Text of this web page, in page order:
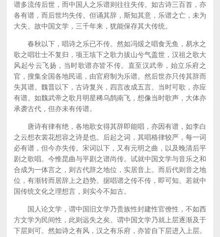
谱多流传后世，而中国人之乐谱则往往失传。如古诗三百首，亦
各有谱，而后世均失传。但诵其辞，斯知其意，乐谱之亡，未为
大失。故中国文学，三千年来，犹能保存其大传统。
春秋以下，唱诗之乐已不传。然如冯煖之唱食无鱼，易水之
歌之唱壮士不复归，项王垓下之歌力拔山兮气盖世，汉祖之歌大
风起兮云飞扬，当时歌谱亦皆不传。直至汉武帝，始立乐府之
官，搜集全国各地民谣，由官府制为乐谱。然后世亦只传其辞而
失其谱。魏晋以下，古诗复兴，四言改成五言。当时可歌，亦应
有谱。如魏武帝之歌月明星稀乌鹊南飞，想像当时歌声，大体亦
承袭古代，但亦未有传谱。
唐诗有律有绝，各地歌女得其辞即能唱，亦因有谱，如李白
之云想衣裳花想容之诗是也。后起之词，其唱格律较严，每一词
必有谱，但今亦失传。宋词以下，又有元明之曲，以及晚清后平
剧之歌唱。今惟昆曲与平剧之谱尚传。试就中国文学与音乐之和
合成为一体言之，则古代辞之地位，实居音上。而后代则音之地
位，有渐转而居辞上之趋势。据唱谱之传不传，即可知。若就中
国传统文化之理想言，则实今不如古。
国人论文学，谓中国旧文学乃贵族性封建性官僚性，不如西
方文学为民间性，此则远失之矣。谓中国文学乃就上层逐渐及于
下层则可。然如诗之有风，汉之有乐府，亦皆自下层进入上层。